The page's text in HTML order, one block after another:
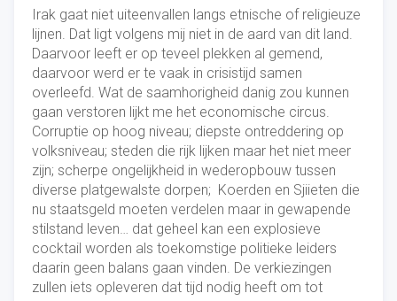
Irak gaat niet uiteenvallen langs etnische of religieuze
lijnen. Dat ligt volgens mij niet in de aard van dit land.
Daarvoor leeft er op teveel plekken al gemend,
daarvoor werd er te vaak in crisistijd samen
overleefd. Wat de saamhorigheid danig zou kunnen
gaan verstoren lijkt me het economische circus.
Corruptie op hoog niveau; diepste ontreddering op
volksniveau; steden die rijk lijken maar het niet meer
zijn; scherpe ongelijkheid in wederopbouw tussen
diverse platgewalste dorpen; Koerden en Sjiieten die
nu staatsgeld moeten verdelen maar in gewapende
stilstand leven… dat geheel kan een explosieve
cocktail worden als toekomstige politieke leiders
daarin geen balans gaan vinden. De verkiezingen
zullen iets opleveren dat tijd nodig heeft om tot